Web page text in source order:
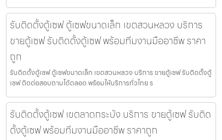
รับติดตั้งตู้เซฟ ตู้เซฟขนาดเล็ก เขตสวนหลวง บริการ
ขายตู้เซฟ รับติดตั้งตู้เซฟ พร้อมทีมงานมืออาชีพ ราคา
ถูก
รับติดตั้งตู้เซฟ ตู้เซฟขนาดเล็ก เขตสวนหลวง บริการ ขายตู้เซฟ รับติดตั้งตู้
เซฟ ติดต่อสอบถามได้ตลอด พร้อมให้บริการทั่วไทย ร
รับติดตั้งตู้เซฟ เขตลาดกระบัง บริการ ขายตู้เซฟ รับติด
ตั้งตู้เซฟ พร้อมทีมงานมืออาชีพ ราคาถูก